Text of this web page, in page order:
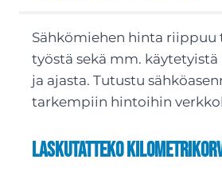
Sähkömiehen hinta riippuu
työstä sekä mm.
ja ajasta. Tutustu
tarkempiin hintoihin
Laskutatteko